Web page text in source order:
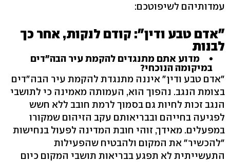
עמדותיהם לשיפוטכם:
"אדם טבע ודין": קודם לנקות, אחר כך
לבנות
מדוע אתם מתנגדים להקמת עיר הבה"דים
במיקומה הנוכחי?
"אדם טבע ודין" איננה מתנגדת להקמת עיר הבה"דים
בצומת הנגב. נהפוך הוא, העמותה מאמינה כי לתושבי
הנגב זכות לחיות גם בסמוך לרמת חובב ללא חשש
לפגיעה בחייהם ובבריאותם עקב הזיהום שמקורו
במפעלים. מאידך, זוהי חובת המדינה לפעול בנחישות
"להכשיר" את המקום ולהבטיח שהפעילות
התעשייתית לא תפגע בבריאות תושבי המקום כיום